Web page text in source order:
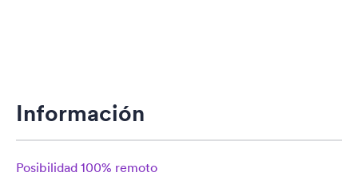
Información
Posibilidad 100% remoto